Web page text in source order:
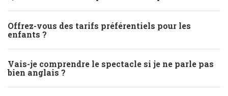
Offrez-vous des tarifs préférentiels pour les
enfants ?
Vais-je comprendre le spectacle si je ne parle pas
bien anglais ?